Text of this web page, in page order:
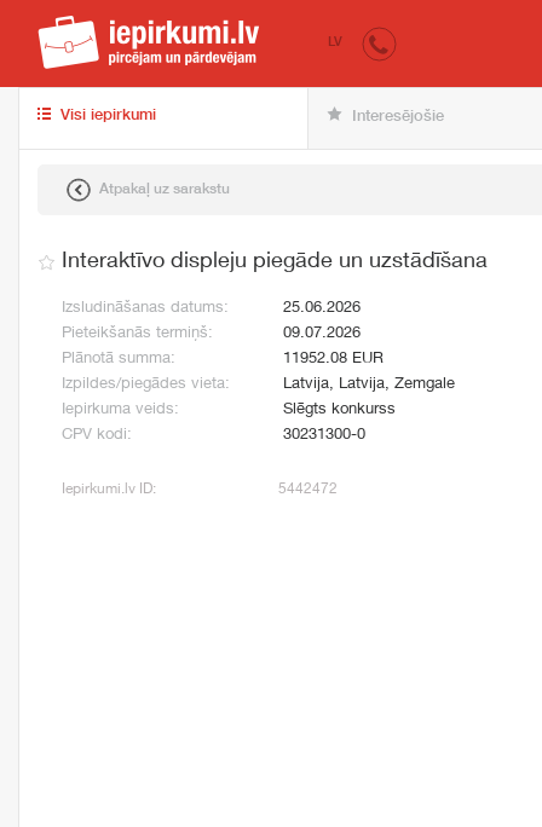
iepirkumi.lv
LV
Visi iepirkumi Interesējošie
Atpakaļ uz sarakstu
Interaktīvo displeju piegāde un uzstādīšana
Izsludināšanas datums:
25.06.2026
Pieteikšanās termiņš:
09.07.2026
Plānotā summa:
11952.08 EUR
Izpildes/piegādes vieta:
Latvija, Latvija, Zemgale
Iepirkuma veids:
Slēgts konkurss
CPV kodi:
30231300-0
Iepirkumi.lv ID: 5442472